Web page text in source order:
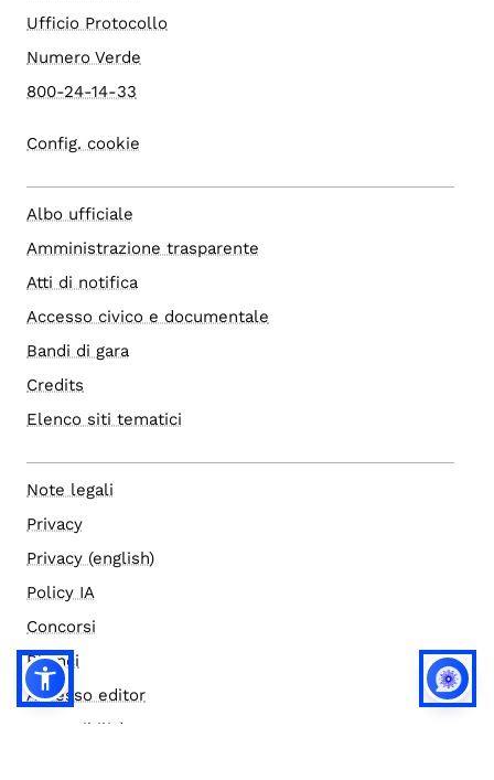
Ufficio Protocollo
Numero Verde
800-24-14-33
Config. cookie
Albo ufficiale
Amministrazione trasparente
Atti di notifica
Accesso civico e documentale
Bandi di gara
Credits
Elenco siti tematici
Note legali
Privacy
Privacy (english)
Policy IA
Concorsi
Bilanci
Accesso editor
Accessibilità